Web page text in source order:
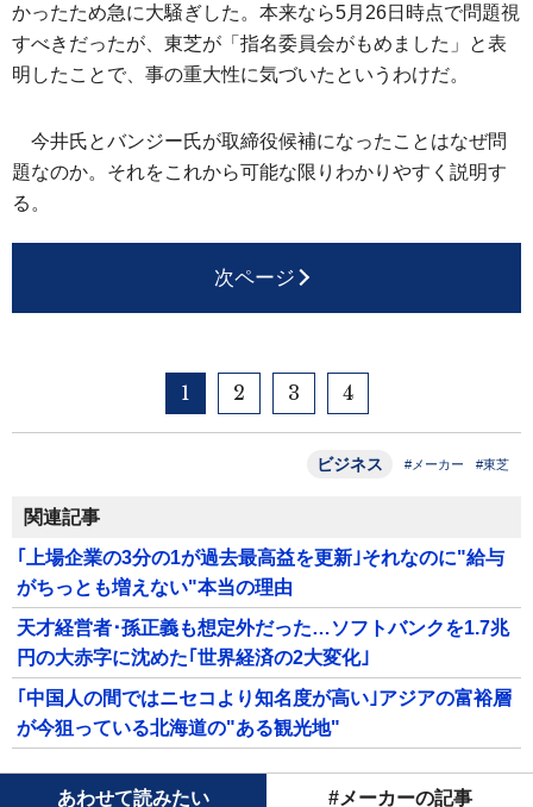
かったため急に大騒ぎした。本来なら5月26日時点で問題視
すべきだったが、東芝が「指名委員会がもめました」と表
明したことで、事の重大性に気づいたというわけだ。
今井氏とバンジー氏が取締役候補になったことはなぜ問
題なのか。それをこれから可能な限りわかりやすく説明す
る。
次ページ
1 2 3 4
ビジネス #メーカー #東芝
関連記事
｢上場企業の3分の1が過去最高益を更新｣それなのに"給与
がちっとも増えない"本当の理由
天才経営者･孫正義も想定外だった…ソフトバンクを1.7兆
円の大赤字に沈めた｢世界経済の2大変化｣
｢中国人の間ではニセコより知名度が高い｣アジアの富裕層
が今狙っている北海道の"ある観光地"
あわせて読みたい #メーカーの記事